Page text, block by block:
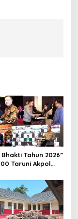
Tahun 2026”
Taruni Akpol
Siswa Sekolah